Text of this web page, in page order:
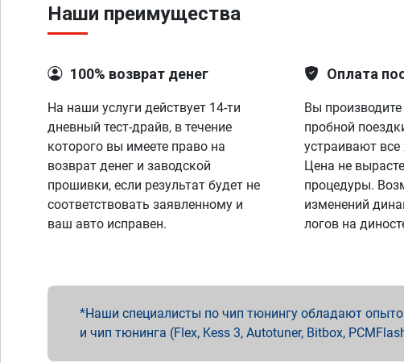
Наши преимущества
100% возврат денег
На наши услуги действует 14-ти
дневный тест-драйв, в течение
которого вы имеете право на
возврат денег и заводской
прошивки, если результат будет не
соответствовать заявленному и
ваш авто исправен.
Оплата
Вы
пробной
устраивают все
Цена не
процедуры.
изменений
логов на
Наши специалисты по чип тюнингу обладают
и чип тюнинга (Flex, Kess 3, Autotuner, Bitbox,